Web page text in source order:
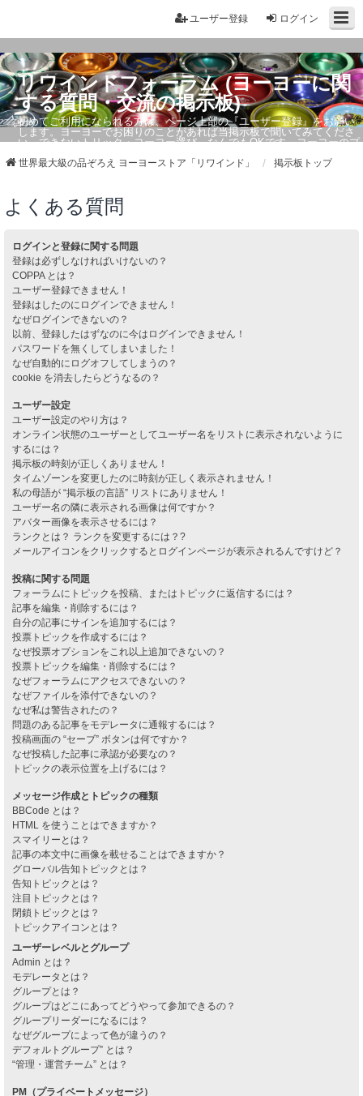
ログイン
ユーザー登録
リワインドフォーラム (ヨーヨーに関
する質問・交流の掲示板)
初めてご利用になられる方は、ページ上部の『ユーザー登録』をお願い
します。ヨーヨーでお困りのことがあれば当掲示板で聞いてみてくださ
い。できないトリック・ヨーヨー選び、なんでもOKです。ヨーヨーのプ
世界最大級の品ぞろえ ヨーヨーストア「リワインド」 掲示板トップ
よくある質問
ログインと登録に関する問題
登録は必ずしなければいけないの？
COPPA とは？
ユーザー登録できません！
登録はしたのにログインできません！
なぜログインできないの？
以前、登録したはずなのに今はログインできません！
パスワードを無くしてしまいました！
なぜ自動的にログオフしてしまうの？
cookie を消去したらどうなるの？
ユーザー設定
ユーザー設定のやり方は？
オンライン状態のユーザーとしてユーザー名をリストに表示されないように
するには？
掲示板の時刻が正しくありません！
タイムゾーンを変更したのに時刻が正しく表示されません！
私の母語が “掲示板の言語” リストにありません！
ユーザー名の隣に表示される画像は何ですか？
アバター画像を表示させるには？
ランクとは？ ランクを変更するには？?
メールアイコンをクリックするとログインページが表示されるんですけど？
投稿に関する問題
フォーラムにトピックを投稿、またはトピックに返信するには？
記事を編集・削除するには？
自分の記事にサインを追加するには？
投票トピックを作成するには？
なぜ投票オプションをこれ以上追加できないの？
投票トピックを編集・削除するには？
なぜフォーラムにアクセスできないの？
なぜファイルを添付できないの？
なぜ私は警告されたの？
問題のある記事をモデレータに通報するには？
投稿画面の “セーブ” ボタンは何ですか？
なぜ投稿した記事に承認が必要なの？
トピックの表示位置を上げるには？
メッセージ作成とトピックの種類
BBCode とは？
HTML を使うことはできますか？
スマイリーとは？
記事の本文中に画像を載せることはできますか？
グローバル告知トピックとは？
告知トピックとは？
注目トピックとは？
閉鎖トピックとは？
トピックアイコンとは？
ユーザーレベルとグループ
Admin とは？
モデレータとは？
グループとは？
グループはどこにあってどうやって参加できるの？
グループリーダーになるには？
なぜグループによって色が違うの？
デフォルトグループ” とは？
“管理・運営チーム” とは？
PM（プライベートメッセージ）